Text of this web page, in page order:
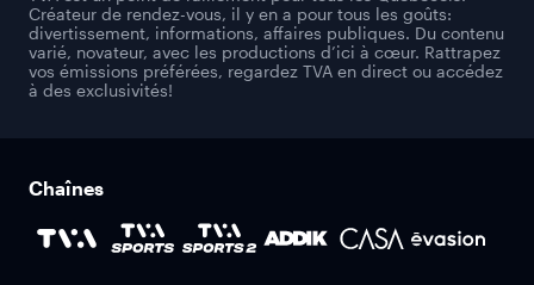
Créateur de rendez-vous, il y en a pour tous les goûts:
divertissement, informations, affaires publiques. Du contenu
varié, novateur, avec les productions d’ici à cœur. Rattrapez
vos émissions préférées, regardez TVA en direct ou accédez
à des exclusivités!
Chaînes